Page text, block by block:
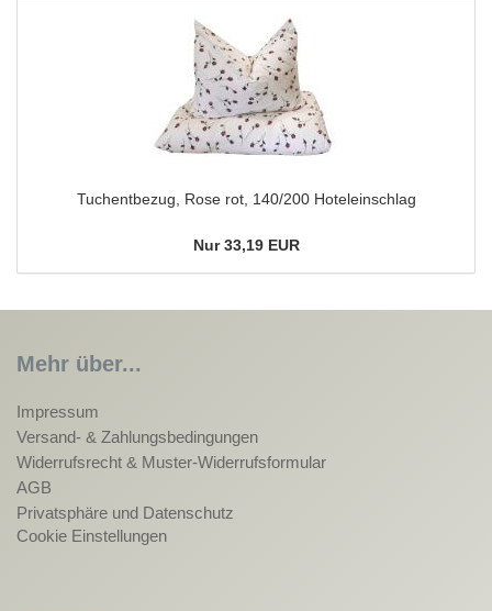
Tuchentbezug, Rose rot, 140/200 Hoteleinschlag
Nur 33,19 EUR
Mehr über...
Impressum
Versand- & Zahlungsbedingungen
Widerrufsrecht & Muster-Widerrufsformular
AGB
Privatsphäre und Datenschutz
Cookie Einstellungen